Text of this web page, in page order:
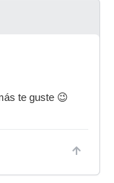
te guste 😉